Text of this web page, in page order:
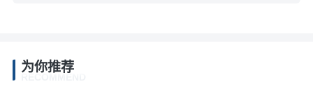
为你推荐